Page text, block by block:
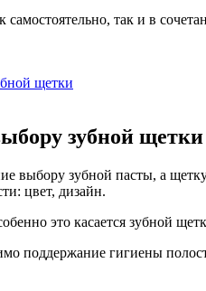
так и в
зубной щетки
выбору зубной пасты, а
цвет, дизайн.
это касается зубной
поддержание гигиены